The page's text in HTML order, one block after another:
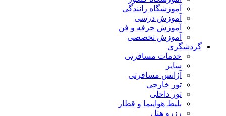
آموزشگاه رانندگی
آموزش درسی
آموزش حرفه و فن
آموزش تخصصی
گردشگری
خدمات مسافرتی
سایر
آژانس مسافرتی
تور خارجی
تور داخلی
بلیط هواپیما و قطار
رزرو هتل